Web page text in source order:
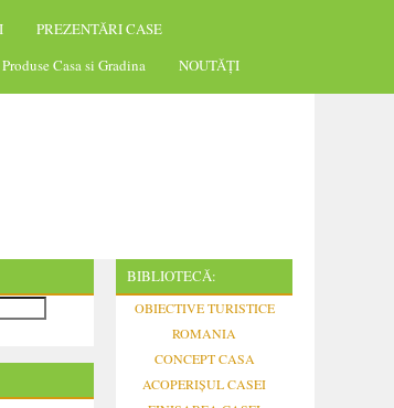
PREZENTĂRI CASE
Produse Casa si Gradina NOUTĂȚI
BIBLIOTECĂ:
OBIECTIVE TURISTICE
ROMANIA
CONCEPT CASA
ACOPERIȘUL CASEI